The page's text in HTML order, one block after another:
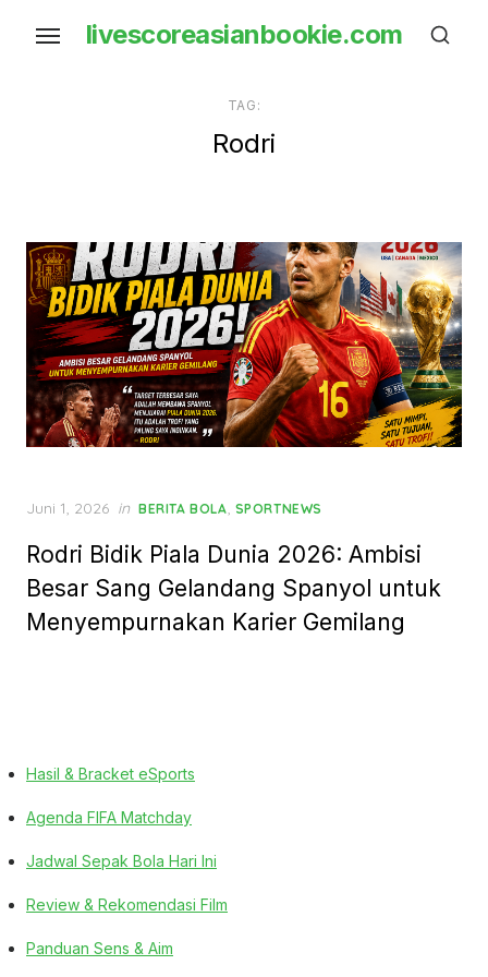
livescoreasianbookie.com
TAG:
Rodri
Posted
Juni 1, 2026 in BERITA BOLA, SPORTNEWS
Rodri Bidik Piala Dunia 2026: Ambisi
Besar Sang Gelandang Spanyol untuk
Menyempurnakan Karier Gemilang
Hasil & Bracket eSports
Agenda FIFA Matchday
Jadwal Sepak Bola Hari Ini
Review & Rekomendasi Film
Panduan Sens & Aim